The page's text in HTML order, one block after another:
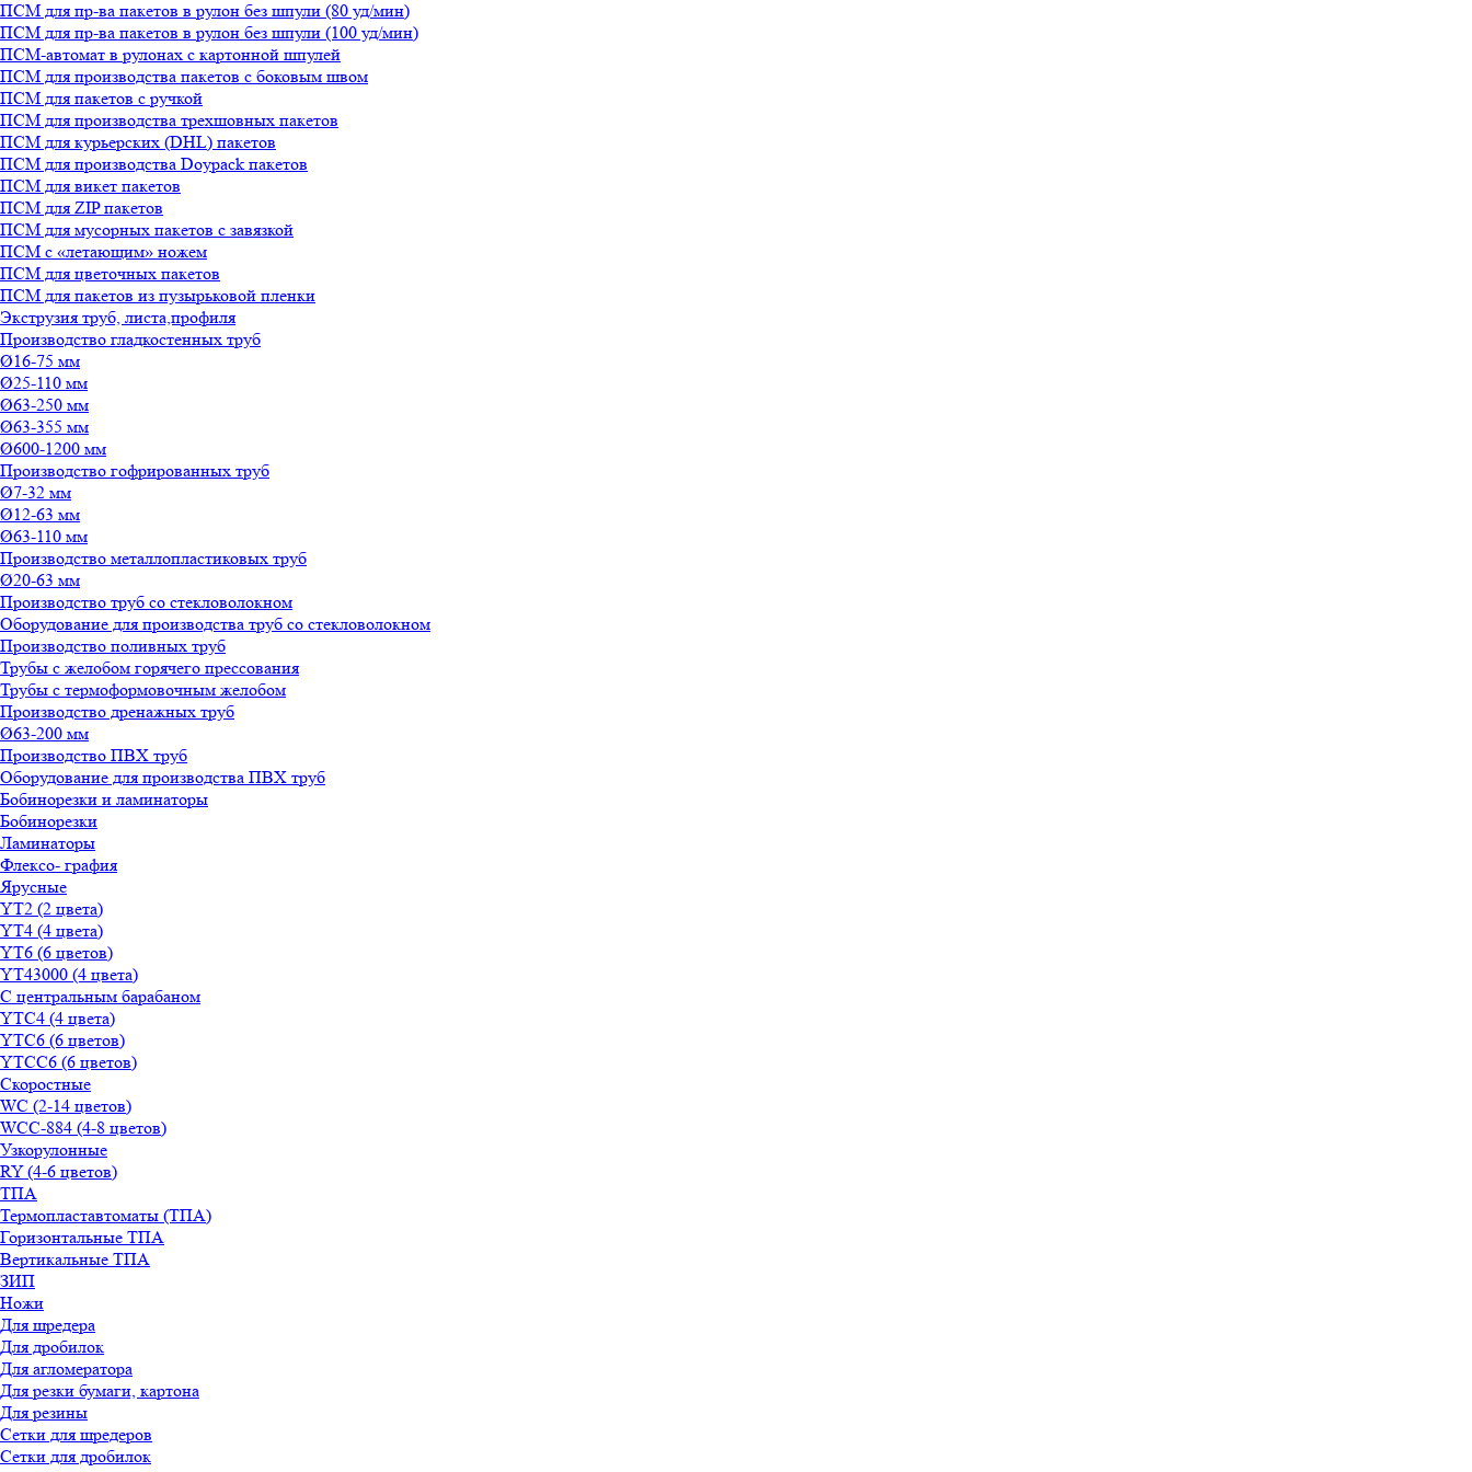
ПСМ для пр-ва пакетов в рулон без шпули (80 уд/мин)
ПСМ для пр-ва пакетов в рулон без шпули (100 уд/мин)
ПСМ-автомат в рулонах с картонной шпулей
ПСМ для производства пакетов с боковым швом
ПСМ для пакетов с ручкой
ПСМ для производства трехшовных пакетов
ПСМ для курьерских (DHL) пакетов
ПСМ для производства Doypack пакетов
ПСМ для викет пакетов
ПСМ для ZIP пакетов
ПСМ для мусорных пакетов с завязкой
ПСМ с «летающим» ножем
ПСМ для цветочных пакетов
ПСМ для пакетов из пузырьковой пленки
Экструзия труб, листа,профиля
Производство гладкостенных труб
Ø16-75 мм
Ø25-110 мм
Ø63-250 мм
Ø63-355 мм
Ø600-1200 мм
Производство гофрированных труб
Ø7-32 мм
Ø12-63 мм
Ø63-110 мм
Производство металлопластиковых труб
Ø20-63 мм
Производство труб со стекловолокном
Оборудование для производства труб со стекловолокном
Производство поливных труб
Трубы с желобом горячего прессования
Трубы с термоформовочным желобом
Производство дренажных труб
Ø63-200 мм
Производство ПВХ труб
Оборудование для производства ПВХ труб
Бобинорезки и ламинаторы
Бобинорезки
Ламинаторы
Флексо- графия
Ярусные
YT2 (2 цвета)
YT4 (4 цвета)
YT6 (6 цветов)
YT43000 (4 цвета)
С центральным барабаном
YТС4 (4 цвета)
YТС6 (6 цветов)
YТСC6 (6 цветов)
Скоростные
WС (2-14 цветов)
WСС-884 (4-8 цветов)
Узкорулонные
RY (4-6 цветов)
ТПА
Термопластавтоматы (ТПА)
Горизонтальные ТПА
Вертикальные ТПА
ЗИП
Ножи
Для шредера
Для дробилок
Для агломератора
Для резки бумаги, картона
Для резины
Сетки для шредеров
Сетки для дробилок